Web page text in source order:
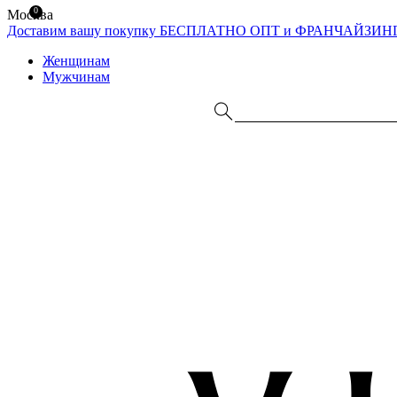
Москва
Доставим вашу покупку БЕСПЛАТНО ОПТ и
Женщинам
Мужчинам
0